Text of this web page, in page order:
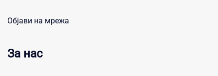
Објави на мрежа
За нас